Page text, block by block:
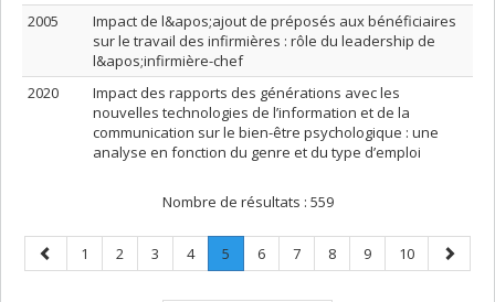
2005
Impact de l&apos;ajout de préposés aux bénéficiaires
sur le travail des infirmières : rôle du leadership de
l&apos;infirmière-chef
2020
Impact des rapports des générations avec les
nouvelles technologies de l’information et de la
communication sur le bien-être psychologique : une
analyse en fonction du genre et du type d’emploi
Nombre de résultats : 559
Page
précédente
Page
1 Page
2 Page
3 Page
4 Page
5
Page
Page
6 Page
7 Page
8 Page
9 Page
10
Page